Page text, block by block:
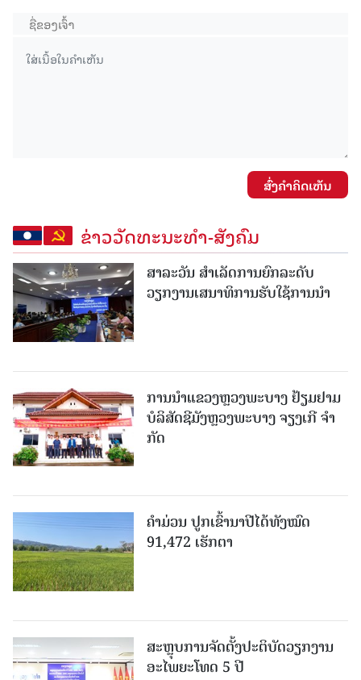
ສົ່ງຄໍາຄິດເຫັນ
ຂ່າວວັດທະນະທຳ-ສັງຄົມ
ສາລະວັນ ສໍາເລັດການຍົກລະດັບ
ວຽກງານເສນາທິການຮັບໃຊ້ການນໍາ
ການນຳແຂວງຫຼວງພະບາງ ຢ້ຽມ​ຢາມ
ບໍ​ລິ​ສັດຊີມັງຫຼວງພະບາງ ຈຽງເກີ ຈໍາ
ກັດ
ຄໍາມ່ວນ ປູກເຂົ້ານາປີໄດ້ທັງໝົດ
91,472 ເຮັກຕາ
ສະຫຼຸບການຈັດຕັ້ງປະຕິບັດວຽກງານ
ອະໄພຍະໂທດ 5 ປີ